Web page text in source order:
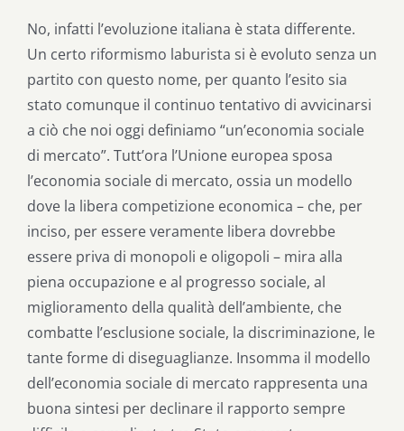
No, infatti l’evoluzione italiana è stata differente.
Un certo riformismo laburista si è evoluto senza un
partito con questo nome, per quanto l’esito sia
stato comunque il continuo tentativo di avvicinarsi
a ciò che noi oggi definiamo “un’economia sociale
di mercato”. Tutt’ora l’Unione europea sposa
l’economia sociale di mercato, ossia un modello
dove la libera competizione economica – che, per
inciso, per essere veramente libera dovrebbe
essere priva di monopoli e oligopoli – mira alla
piena occupazione e al progresso sociale, al
miglioramento della qualità dell’ambiente, che
combatte l’esclusione sociale, la discriminazione, le
tante forme di diseguaglianze. Insomma il modello
dell’economia sociale di mercato rappresenta una
buona sintesi per declinare il rapporto sempre